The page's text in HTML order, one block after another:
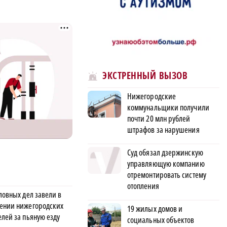
дел завели в
нижегородских
за пьяную езду
ЭКСТРЕННЫЙ ВЫЗОВ
Нижегородские
коммунальщики получили
почти 20 млн рублей
штрафов за нарушения
Суд обязал дзержинскую
управляющую компанию
отремонтировать систему
отопления
19 жилых домов и
социальных объектов